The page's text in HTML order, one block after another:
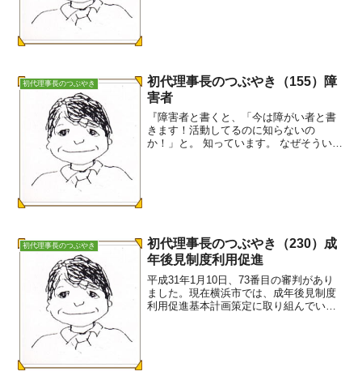
初代理事長のつぶやき
初代理事長のつぶやき（155）障
害者
『障害者と書くと、「今は障がい者と書
きます！活動してるのに知らないの
か！」と。 知っています。 なぜそういう
初代理事長のつぶやき
初代理事長のつぶやき（230）成
年後見制度利用促進
平成31年1月10日、73番目の審判があり
ました。現在横浜市では、成年後見制度
利用促進基本計画策定に取り組んでいま